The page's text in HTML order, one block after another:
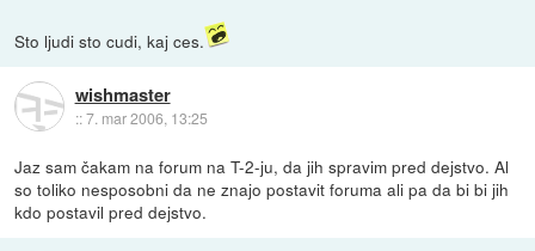
Sto ljudi sto cudi, kaj ces.
wishmaster
::7. mar 2006, 13:25
Jaz sam čakam na forum na T-2-ju, da jih spravim pred dejstvo. Al
so toliko nesposobni da ne znajo postavit foruma ali pa da bi bi jih
kdo postavil pred dejstvo.